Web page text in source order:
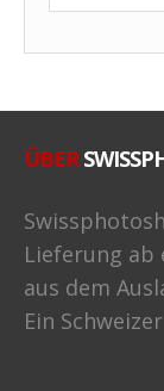
ÜBER
Lieferung ab
aus dem
Ein